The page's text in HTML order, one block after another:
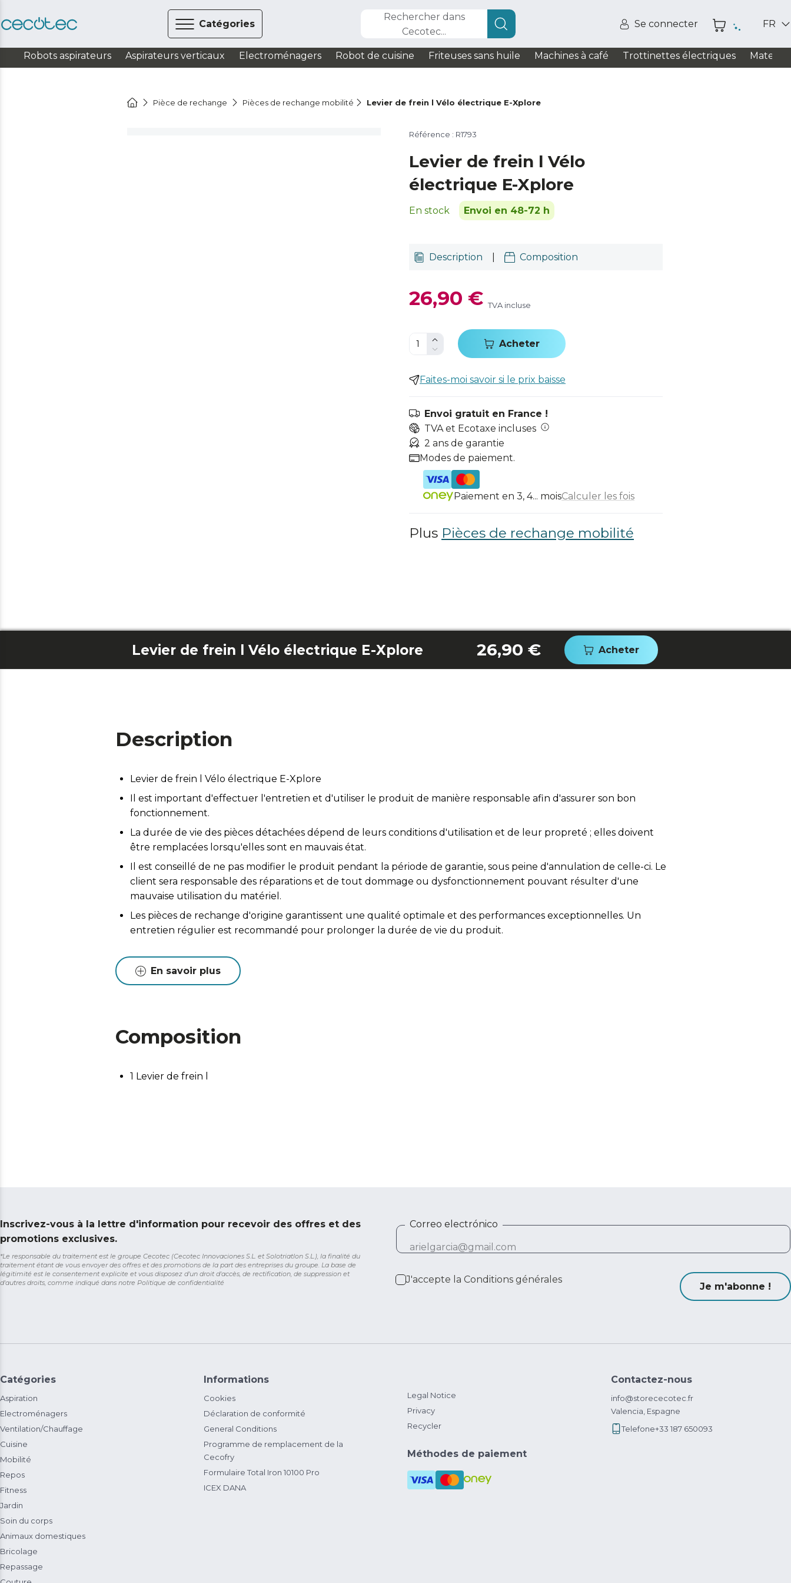
Catégories
Rechercher dans
Cecotec...
Se connecter FR
Robots aspirateurs Aspirateurs verticaux Electroménagers Robot de cuisine Friteuses sans huile Machines à café Trottinettes électriques Matelas
Pièce de rechange Pièces de rechange mobilité Levier de frein l Vélo électrique E-Xplore
Référence : R1793
Levier de frein l Vélo
électrique E-Xplore
En stock Envoi en 48-72 h
Description Composition
26,90 € TVA incluse
Acheter
Faites-moi savoir si le prix baisse
Envoi gratuit en France !
TVA et Ecotaxe incluses
2 ans de garantie
Modes de paiement.
Paiement en 3, 4... moisCalculer les fois
Plus Pièces de rechange mobilité
Levier de frein l Vélo électrique E-Xplore 26,90 € Acheter
Description
Levier de frein l Vélo électrique E-Xplore
Il est important d'effectuer l'entretien et d'utiliser le produit de manière responsable afin d'assurer son bon
fonctionnement.
La durée de vie des pièces détachées dépend de leurs conditions d'utilisation et de leur propreté ; elles doivent
être remplacées lorsqu'elles sont en mauvais état.
Il est conseillé de ne pas modifier le produit pendant la période de garantie, sous peine d'annulation de celle-ci. Le
client sera responsable des réparations et de tout dommage ou dysfonctionnement pouvant résulter d'une
mauvaise utilisation du matériel.
Les pièces de rechange d'origine garantissent une qualité optimale et des performances exceptionnelles. Un
entretien régulier est recommandé pour prolonger la durée de vie du produit.
En savoir plus
Composition
1 Levier de frein l
Inscrivez-vous à la lettre d'information pour recevoir des offres et des
promotions exclusives.
*Le responsable du traitement est le groupe Cecotec (Cecotec Innovaciones S.L. et Solotriatlon S.L.), la finalité du
traitement étant de vous envoyer des offres et des promotions de la part des entreprises du groupe. La base de
légitimité est le consentement explicite et vous disposez d'un droit d'accès, de rectification, de suppression et
d'autres droits, comme indiqué dans notre Politique de confidentialité
Correo electrónico
J'accepte la Conditions générales
Je m'abonne !
Catégories
Aspiration
Electroménagers
Ventilation/Chauffage
Cuisine
Mobilité
Repos
Fitness
Jardin
Soin du corps
Animaux domestiques
Bricolage
Repassage
Informations
Cookies
Déclaration de conformité
General Conditions
Programme de remplacement de la
Cecofry
Formulaire Total Iron 10100 Pro
ICEX DANA
Legal Notice
Privacy
Recycler
Méthodes de paiement
Contactez-nous
info@storececotec.fr
Valencia, Espagne
Telefone+33 187 650093